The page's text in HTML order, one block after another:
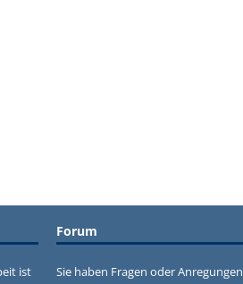
ist
Forum
Sie haben Fragen oder Anregungen